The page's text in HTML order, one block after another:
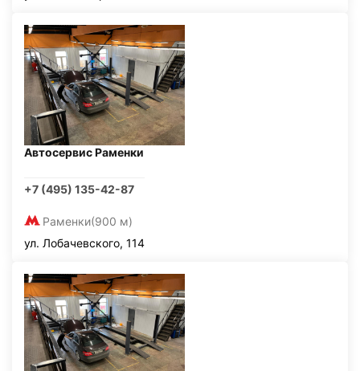
Автосервис Раменки
+7 (495) 135-42-87
Раменки(900 м)
ул. Лобачевского, 114